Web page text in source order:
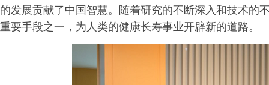
的发展贡献了中国智慧。随着研究的不断深入和技术的
重要手段之一，为人类的健康长寿事业开辟新的道路。